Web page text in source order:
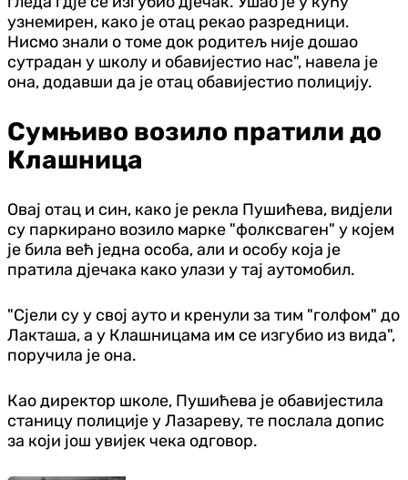
узнемирен, како је отац рекао разредници.
Нисмо знали о томе док родитељ није дошао
сутрадан у школу и обавијестио нас", навела је
она, додавши да је отац обавијестио полицију.
Сумњиво возило пратили до
Клашница
Овај отац и син, како је рекла Пушићева, видјели
су паркирано возило марке "фолксваген" у којем
је била већ једна особа, али и особу која је
пратила дјечака како улази у тај аутомобил.
"Сјели су у свој ауто и кренули за тим "голфом" до
Лакташа, а у Клашницама им се изгубио из вида",
поручила је она.
Као директор школе, Пушићева је обавијестила
станицу полиције у Лазареву, те послала допис
за који још увијек чека одговор.